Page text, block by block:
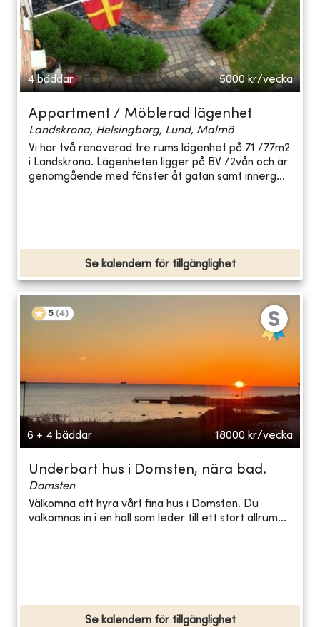
4 bäddar 5000 kr/vecka
Appartment / Möblerad lägenhet
Landskrona, Helsingborg, Lund, Malmö
Vi har två renoverad tre rums lägenhet på 71 /77m2
i Landskrona. Lägenheten ligger på BV /2vån och är
genomgående med fönster åt gatan samt innerg...
Se kalendern för tillgänglighet
5 (4)
6 + 4 bäddar 18000 kr/vecka
Underbart hus i Domsten, nära bad.
Domsten
Välkomna att hyra vårt fina hus i Domsten. Du
välkomnas in i en hall som leder till ett stort allrum...
Se kalendern för tillgänglighet